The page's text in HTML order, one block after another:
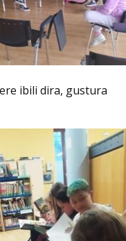
ibili dira, gustura